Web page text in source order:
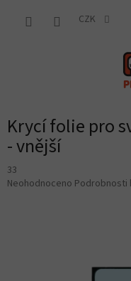
CZK
Krycí folie pro
- vnější
33
Průměrné
Neohodnoceno Podrobnosti